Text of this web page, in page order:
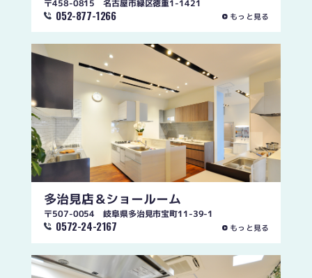
〒458-0815 名古屋市緑区徳重1-1421
052-877-1266 もっと見る
多治見店＆ショールーム
〒507-0054 岐阜県多治見市宝町11-39-1
0572-24-2167 もっと見る